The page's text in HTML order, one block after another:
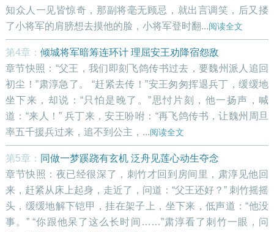
知众人一见皆惊奇，那副将毫无顾忌，就出言调笑，后又搂
了小将军的肩膀想去摸他的脸，小将军登时翻...阅读全文
第4章： 倾城将军暗筹连环计 理屈安王劝降宿怨敌
章节快照：“父王，我们即刻飞鸽传书过去，要魏州派人追回
初尘！”肃淳急了。 “赶紧去传！”安王匆匆挥退兵丁，缓缓地
坐下来，却说：“只怕是晚了。”思忖片刻，他一扬声，喊
道：“来人！” 兵丁来，安王吩咐：“再飞鸽传书，让魏州周旦
率五千援兵过来，追不到公主，...阅读全文
第5章： 同做一梦蹊跷有玄机 泛舟见莲心动生夺念
章节快照：夜已经很深了，刺竹才回到房间里，肃淳见他回
来，赶紧从床上起身，走近了，问道：“父王还好？” 刺竹摇摇
头，缓缓地解下铠甲，挂在架子上，坐下来，低声道：“他没
事。” “你跟他呆了这么长时间……”肃淳看了刺竹一眼，问